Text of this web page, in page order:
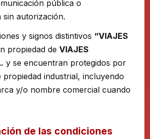
pública o
autorización.
y signos distintivos “VIAJES
propiedad de VIAJES
y se encuentran protegidos por
propiedad industrial, incluyendo
y/o nombre comercial cuando
de las condiciones